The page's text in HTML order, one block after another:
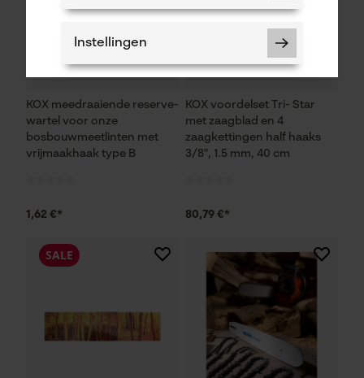
KOX meedraaiende reserve-
wartel voor onze
bosbouwmeetlinten met
vrijmaakhaak type B
1,62 €*
KOX voordelset Tri- Star
met zaagblad en 4
zaagkettingen half haaks
3/8", 1.5 mm, 40 cm
80,79 €*
SALE
Instellingen
Noodzakelijke Cookies
Econda Tag Manager
Statistische Cookies